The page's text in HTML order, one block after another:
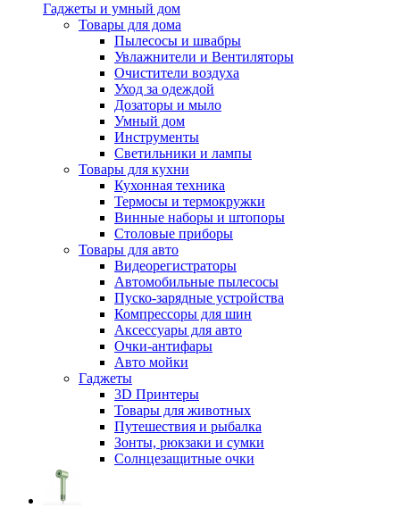
Гаджеты и умный дом
Товары для дома
Пылесосы и швабры
Увлажнители и Вентиляторы
Очистители воздуха
Уход за одеждой
Дозаторы и мыло
Умный дом
Инструменты
Светильники и лампы
Товары для кухни
Кухонная техника
Термосы и термокружки
Винные наборы и штопоры
Столовые приборы
Товары для авто
Видеорегистраторы
Автомобильные пылесосы
Пуско-зарядные устройства
Компрессоры для шин
Аксессуары для авто
Очки-антифары
Авто мойки
Гаджеты
3D Принтеры
Товары для животных
Путешествия и рыбалка
Зонты, рюкзаки и сумки
Солнцезащитные очки